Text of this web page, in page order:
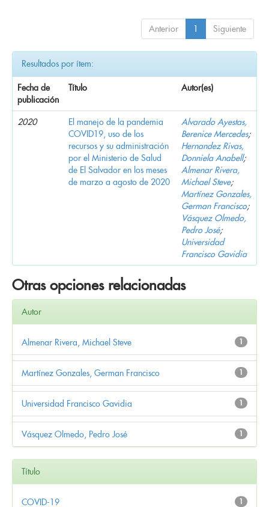
Anterior 1 Siguiente
Resultados por ítem:
Fecha de
publicación
Título Autor(es)
2020
El manejo de la pandemia
COVID19, uso de los
recursos y su administración
por el Ministerio de Salud
de El Salvador en los meses
de marzo a agosto de 2020
Alvarado Ayestas,
Berenice Mercedes;
Hernandez Rivas,
Donniela Anabell;
Almenar Rivera,
Michael Steve;
Martínez Gonzales,
German Francisco;
Vásquez Olmedo,
Pedro José;
Universidad
Francisco Gavidia
Otras opciones relacionadas
Autor
1
Almenar Rivera, Michael Steve
1
Martínez Gonzales, German Francisco
1
Universidad Francisco Gavidia
1
Vásquez Olmedo, Pedro José
Título
1
COVID-19